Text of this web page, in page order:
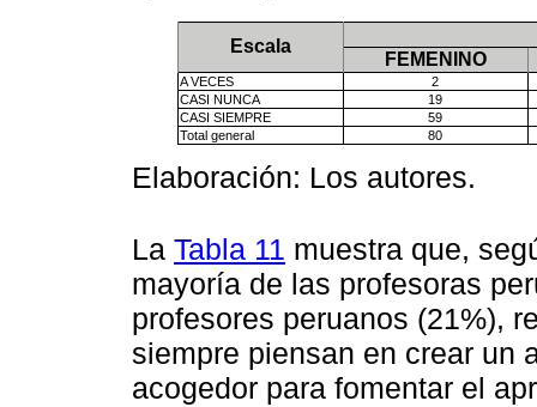
Escala
FEMENINO
A VECES
2
CASI NUNCA
19
CASI SIEMPRE
59
Total general
80
Elaboración: Los autores.
La Tabla 11 muestra que,
mayoría de las profesoras
profesores peruanos (21%),
siempre piensan en crear un
acogedor para fomentar el